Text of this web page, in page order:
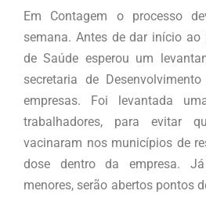
Em Contagem o processo
semana. Antes de dar início ao
de Saúde esperou um
secretaria de
empresas. Foi levantada
trabalhadores, para evitar
vacinaram nos municípios de
dose dentro da empresa.
menores, serão abertos pontos